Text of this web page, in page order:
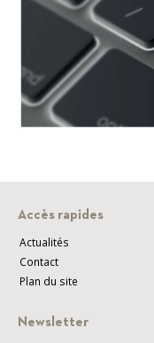
Accès rapides
Actualités
Contact
Plan du site
Newsletter